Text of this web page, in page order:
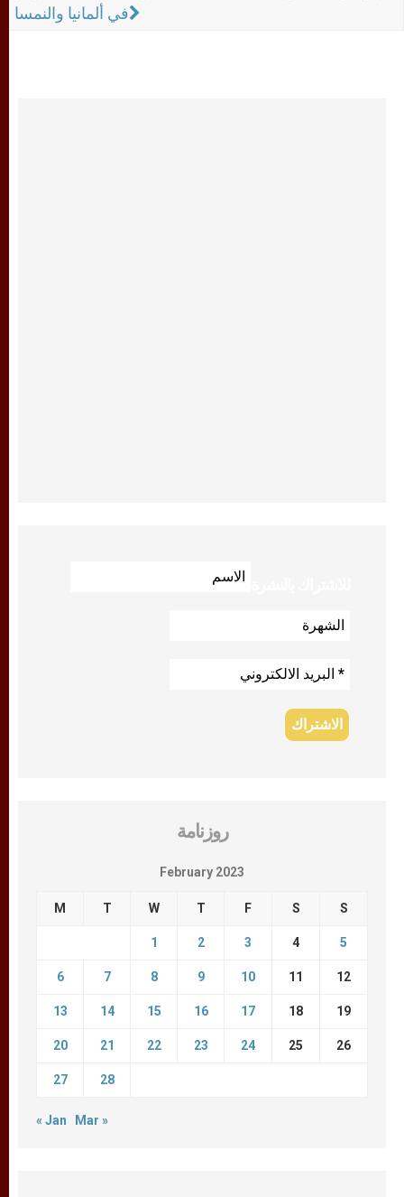
في ألمانيا والنمسا
روزنامة
February 2023
M T W T F S S
1 2 3 4 5
6 7 8 9 10 11 12
13 14 15 16 17 18 19
20 21 22 23 24 25 26
27 28
« Jan Mar »